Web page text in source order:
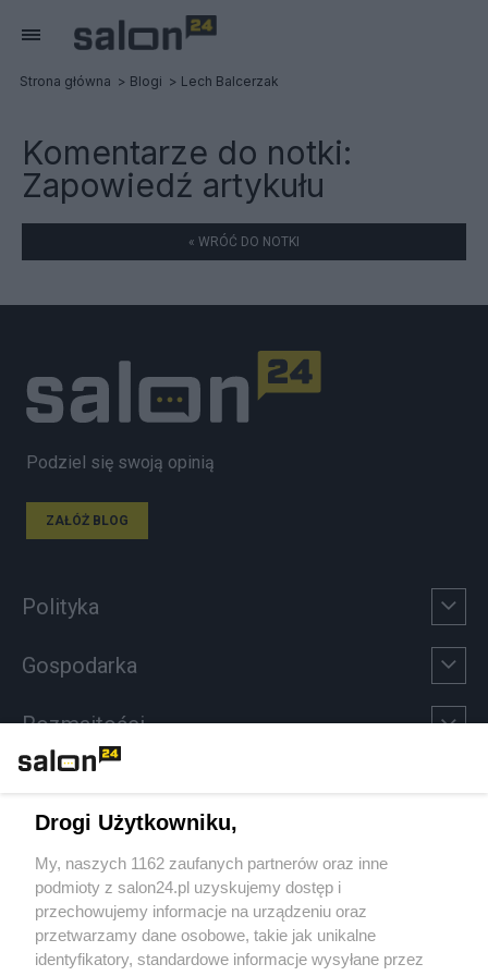
Strona główna Blogi Lech Balcerzak
Komentarze do notki:
Zapowiedź artykułu
« WRÓĆ DO NOTKI
Podziel się swoją opinią
ZAŁÓŻ BLOG
Polityka
Gospodarka
Rozmaitości
Sport
Społeczeństwo
Kultura
Drogi Użytkowniku,
My, naszych 1162 zaufanych partnerów oraz inne
podmioty z salon24.pl uzyskujemy dostęp i
przechowujemy informacje na urządzeniu oraz
przetwarzamy dane osobowe, takie jak unikalne
identyfikatory, standardowe informacje wysyłane przez